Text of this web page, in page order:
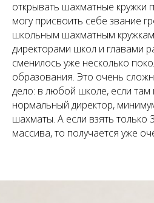
открывать шахматные кружки
могу присвоить себе звание
школьным шахматным
директорами школ и главами
сменилось уже несколько
образования. Это очень
дело: в любой школе, если
нормальный директор,
шахматы. А если взять только
массива, то получается уже